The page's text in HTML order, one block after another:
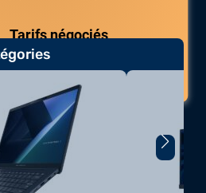
Tarifs négociés
Des prix compétitifs adaptés aux